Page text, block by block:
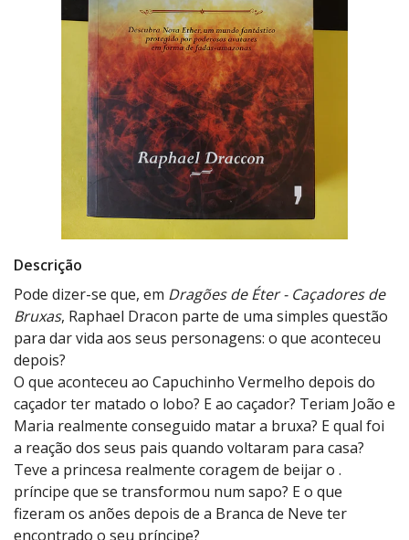
Descrição
Pode dizer-se que, em Dragões de Éter - Caçadores de
Bruxas, Raphael Dracon parte de uma simples questão
para dar vida aos seus personagens: o que aconteceu
depois?
O que aconteceu ao Capuchinho Vermelho depois do
caçador ter matado o lobo? E ao caçador? Teriam João e
Maria realmente conseguido matar a bruxa? E qual foi
a reação dos seus pais quando voltaram para casa?
Teve a princesa realmente coragem de beijar o .
príncipe que se transformou num sapo? E o que
fizeram os anões depois de a Branca de Neve ter
encontrado o seu príncipe?